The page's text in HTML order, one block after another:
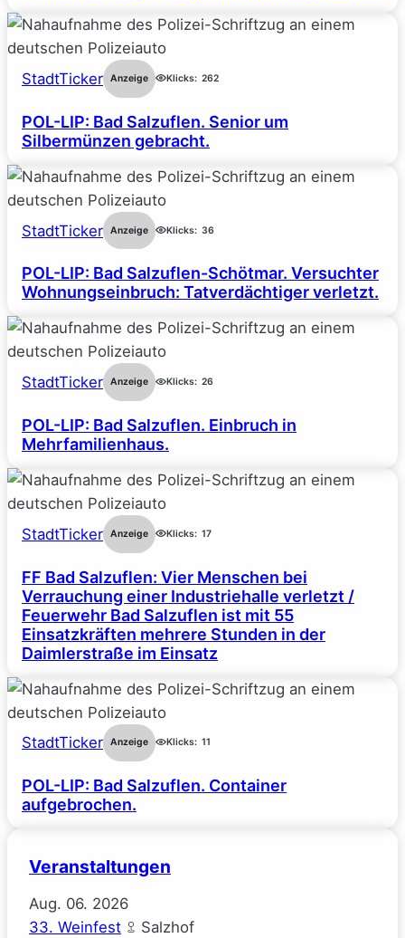
StadtTicker Anzeige Klicks: 262
POL-LIP: Bad Salzuflen. Senior um
Silbermünzen gebracht.
StadtTicker Anzeige Klicks: 36
POL-LIP: Bad Salzuflen-Schötmar. Versuchter
Wohnungseinbruch: Tatverdächtiger verletzt.
StadtTicker Anzeige Klicks: 26
POL-LIP: Bad Salzuflen. Einbruch in
Mehrfamilienhaus.
StadtTicker Anzeige Klicks: 17
FF Bad Salzuflen: Vier Menschen bei
Verrauchung einer Industriehalle verletzt /
Feuerwehr Bad Salzuflen ist mit 55
Einsatzkräften mehrere Stunden in der
Daimlerstraße im Einsatz
StadtTicker Anzeige Klicks: 11
POL-LIP: Bad Salzuflen. Container
aufgebrochen.
Veranstaltungen
Aug. 06. 2026
33. Weinfest
Salzhof